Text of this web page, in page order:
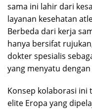
sama ini lahir dari
layanan kesehatan
Berbeda dari kerja
hanya bersifat
dokter spesialis
yang menyatu
Konsep kolaborasi
elite Eropa yang